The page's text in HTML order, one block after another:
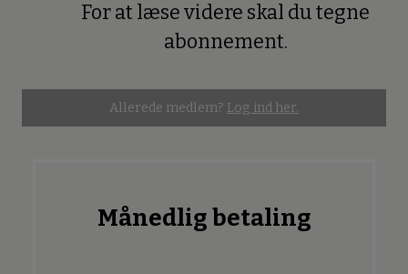
For at læse videre skal du tegne
abonnement.
Allerede medlem? Log ind her.
Månedlig betaling